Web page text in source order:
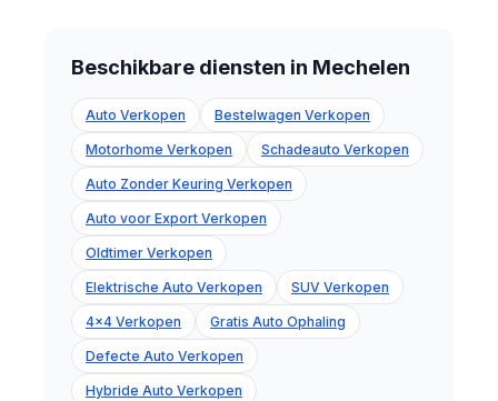
Beschikbare diensten in Mechelen
Auto Verkopen Bestelwagen Verkopen
Motorhome Verkopen Schadeauto Verkopen
Auto Zonder Keuring Verkopen
Auto voor Export Verkopen
Oldtimer Verkopen
Elektrische Auto Verkopen SUV Verkopen
4x4 Verkopen Gratis Auto Ophaling
Defecte Auto Verkopen
Hybride Auto Verkopen